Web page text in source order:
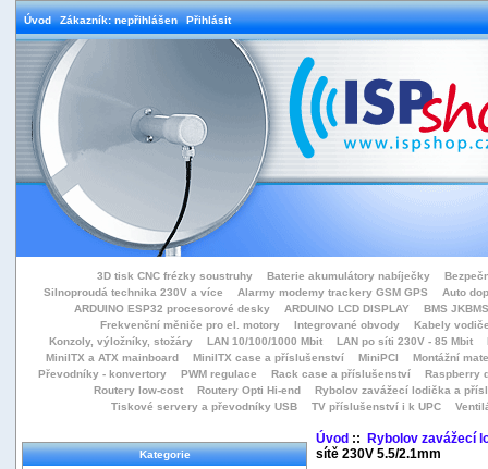
Úvod Zákazník: nepřihlášen Přihlásit
3D tisk CNC frézky soustruhy Baterie akumulátory nabíječky
Silnoproudá technika 230V a více
Alarmy modemy trackery GSM GPS
Auto
ARDUINO ESP32 procesorové desky
ARDUINO LCD DISPLAY
BMS
Frekvenční měniče pro el. motory
Integrované obvody
Kabely
Konzoly, výložníky, stožáry
LAN 10/100/1000 Mbit LAN po síti 230V - 85 Mbit
MiniITX a ATX mainboard
MiniITX case a příslušenství MiniPCI
Montážní
Převodníky - konvertory
PWM regulace Rack case a příslušenství
Raspberry
Routery low-cost
Routery Opti Hi-end
Rybolov zavážecí lodička a přísl
Tiskové servery a převodníky USB
TV příslušenství i k UPC
Kategorie
Úvod:: Rybolov zavážecí
sítě 230V 5.5/2.1mm